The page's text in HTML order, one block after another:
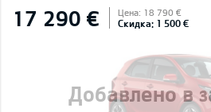
Добавлено в
17 290 € Цена: 18 790 €
Скидка: 1 500 €